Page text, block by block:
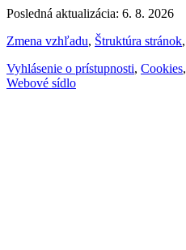
Posledná aktualizácia: 6. 8. 2026
Zmena vzhľadu, Štruktúra stránok,
Vyhlásenie o prístupnosti, Cookies,
Webové sídlo